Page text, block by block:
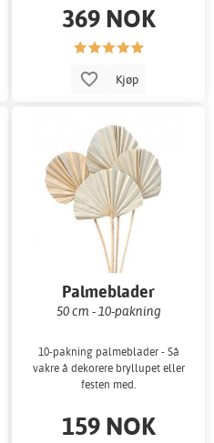
369 NOK
Kjøp
Palmeblader
50 cm - 10-pakning
10-pakning palmeblader - Så
vakre å dekorere bryllupet eller
festen med.
159 NOK